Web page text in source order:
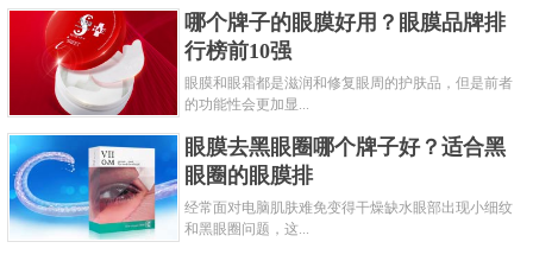
参考价格：89元/30片
这款眼膜在网上是比较高人气的网红眼膜，也是
薇娅推荐款，香蒲丽这个品牌是专业的院线级别，这
款眼膜富含海洋提取物以及植物舒缓成分，对眼部有
抗皱舒缓的作用。
关键字：眼膜
哪个牌子的眼膜好用？眼膜品牌排
行榜前10强
眼膜和眼霜都是滋润和修复眼周的护肤品，但是前者
的功能性会更加显...
眼膜去黑眼圈哪个牌子好？适合黑
眼圈的眼膜排
经常面对电脑肌肤难免变得干燥缺水眼部出现小细纹
和黑眼圈问题，这...